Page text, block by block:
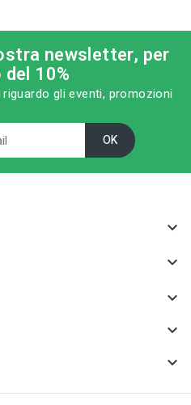
category
MODELLO
cm 11x25
CATEGORIA PRODOTTO
Cazzuole e frattoni
newsletter, per
10%
gli eventi, promozioni




